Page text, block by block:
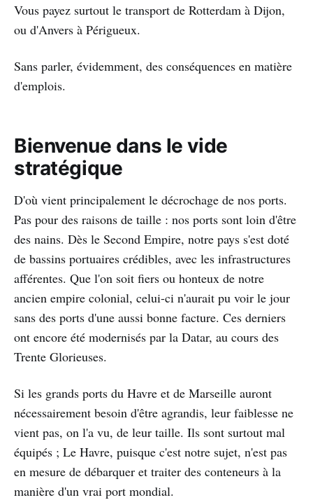
Vous payez surtout le transport de Rotterdam à Dijon,
ou d'Anvers à Périgueux.
Sans parler, évidemment, des conséquences en matière
d'emplois.
Bienvenue dans le vide
stratégique
D'où vient principalement le décrochage de nos ports.
Pas pour des raisons de taille : nos ports sont loin d'être
des nains. Dès le Second Empire, notre pays s'est doté
de bassins portuaires crédibles, avec les infrastructures
afférentes. Que l'on soit fiers ou honteux de notre
ancien empire colonial, celui-ci n'aurait pu voir le jour
sans des ports d'une aussi bonne facture. Ces derniers
ont encore été modernisés par la Datar, au cours des
Trente Glorieuses.
Si les grands ports du Havre et de Marseille auront
nécessairement besoin d'être agrandis, leur faiblesse ne
vient pas, on l'a vu, de leur taille. Ils sont surtout mal
équipés ; Le Havre, puisque c'est notre sujet, n'est pas
en mesure de débarquer et traiter des conteneurs à la
manière d'un vrai port mondial.